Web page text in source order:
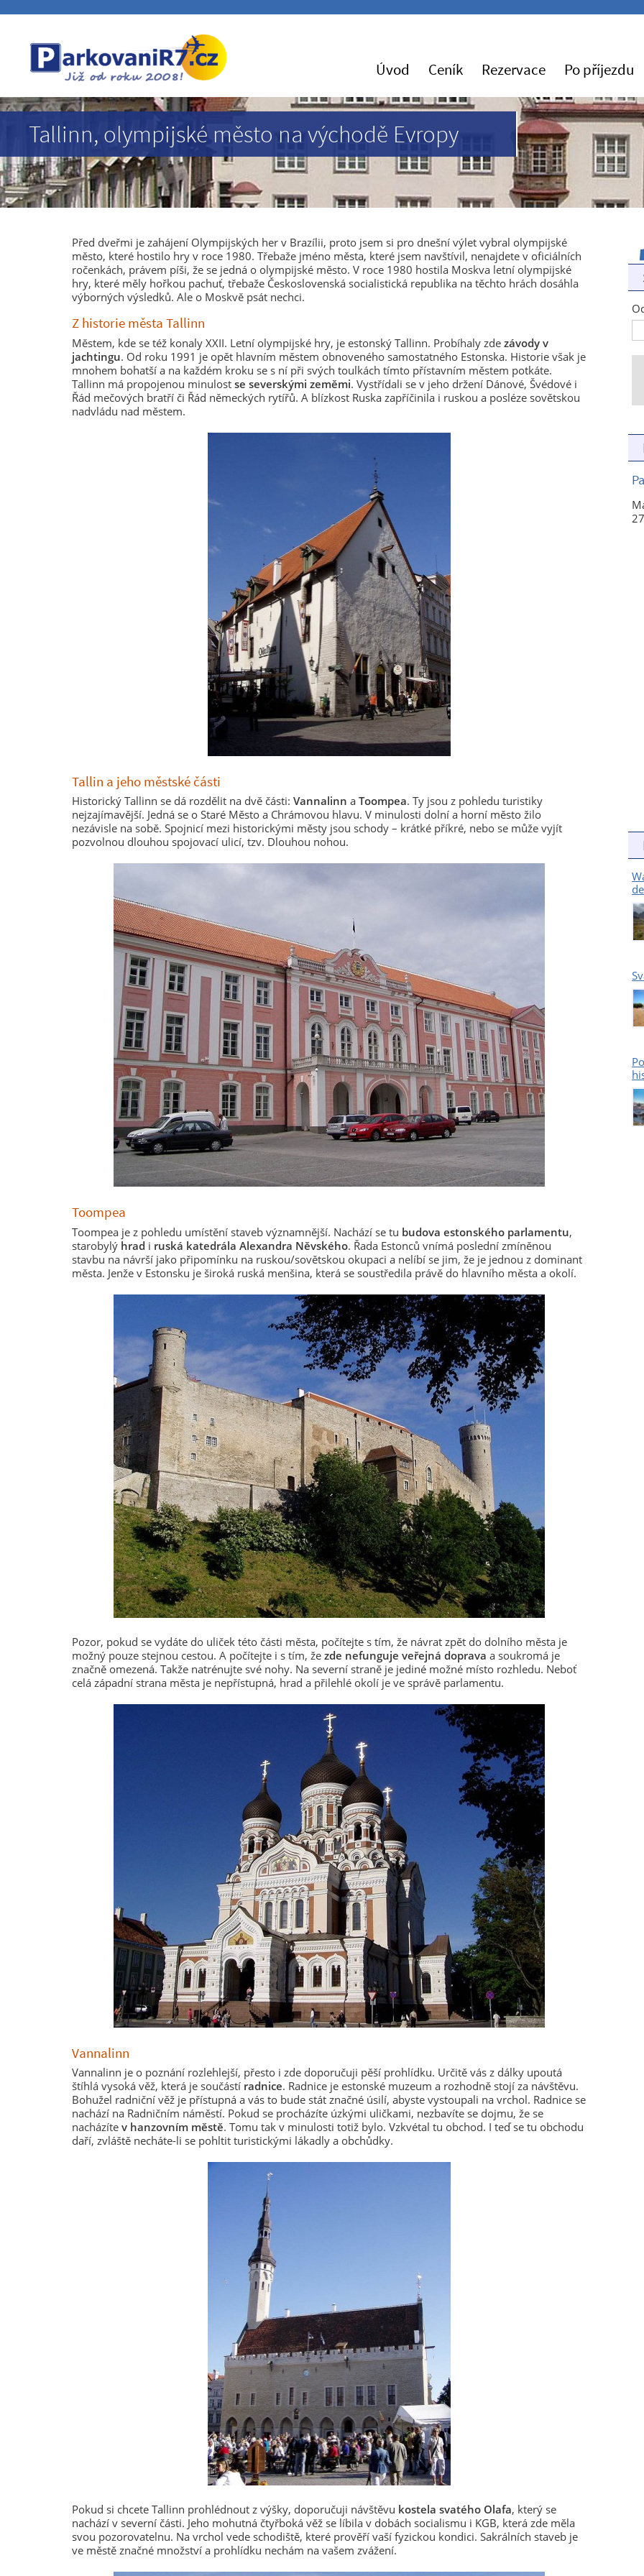
Tallinn, olympijské město na východě Evropy
Před dveřmi je zahájení Olympijských her v Brazílii, proto jsem si pro dnešní výlet vybral olympijské
město, které hostilo hry v roce 1980. Třebaže jméno města, které jsem navštívil, nenajdete v oficiálních
ročenkách, právem píši, že se jedná o olympijské město. V roce 1980 hostila Moskva letní olympijské
hry, které měly hořkou pachuť, třebaže Československá socialistická republika na těchto hrách dosáhla
výborných výsledků. Ale o Moskvě psát nechci.
Z historie města Tallinn
Městem, kde se též konaly XXII. Letní olympijské hry, je estonský Tallinn. Probíhaly zdezávody v
jachtingu. Od roku 1991 je opět hlavním městem obnoveného samostatného Estonska. Historie však je
mnohem bohatší a na každém kroku se s ní při svých toulkách tímto přístavním městem potkáte.
Tallinn má propojenou minulostse severskými zeměmi. Vystřídali se v jeho držení Dánové, Švédové i
Řád mečových bratří či Řád německých rytířů. A blízkost Ruska zapříčinila i ruskou a posléze sovětskou
nadvládu nad městem.
Tallin a jeho městské části
Historický Tallinn se dá rozdělit na dvě části:VannalinnaToompea. Ty jsou z pohledu turistiky
nejzajímavější. Jedná se o Staré Město a Chrámovou hlavu. V minulosti dolní a horní město žilo
nezávisle na sobě. Spojnicí mezi historickými městy jsou schody – krátké příkré, nebo se může vyjít
pozvolnou dlouhou spojovací ulicí, tzv. Dlouhou nohou.
Toompea
Toompea je z pohledu umístění staveb významnější. Nachází se tu budova estonského parlamentu,
starobylý hrad i ruská katedrála Alexandra Něvského. Řada Estonců vnímá poslední zmíněnou
stavbu na návrší jako připomínku na ruskou/sovětskou okupaci a nelíbí se jim, že je jednou z dominant
města. Jenže v Estonsku je široká ruská menšina, která se soustředila právě do hlavního města a okolí.
Pozor, pokud se vydáte do uliček této části města, počítejte s tím, že návrat zpět do dolního města je
možný pouze stejnou cestou. A počítejte i s tím, žezde nefunguje veřejná doprava a soukromá je
značně omezená. Takže natrénujte své nohy. Na severní straně je jediné možné místo rozhledu. Neboť
celá západní strana města je nepřístupná, hrad a přilehlé okolí je ve správě parlamentu.
Vannalinn
Vannalinn je o poznání rozlehlejší, přesto i zde doporučuji pěší prohlídku. Určitě vás z dálky upoutá
štíhlá vysoká věž, která je součástí radnice. Radnice je estonské muzeum a rozhodně stojí za návštěvu.
Bohužel radniční věž je přístupná a vás to bude stát značné úsilí, abyste vystoupali na vrchol. Radnice se
nachází na Radničním náměstí. Pokud se procházíte úzkými uličkami, nezbavíte se dojmu, že se
nacházítev hanzovním městě. Tomu tak v minulosti totiž bylo. Vzkvétal tu obchod. I teď se tu obchodu
daří, zvláště necháte-li se pohltit turistickými lákadly a obchůdky.
Pokud si chcete Tallinn prohlédnout z výšky, doporučuji návštěvu kostela svatého Olafa, který se
nachází v severní části. Jeho mohutná čtyřboká věž se líbila v dobách socialismu i KGB, která zde měla
svou pozorovatelnu. Na vrchol vede schodiště, které prověří vaší fyzickou kondici. Sakrálních staveb je
ve městě značné množství a prohlídku nechám na vašem zvážení.
Úvod Ceník Rezervace Po příjezdu